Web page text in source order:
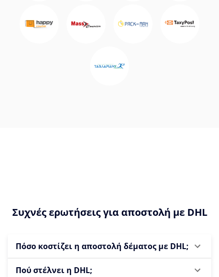
Συχνές ερωτήσεις για αποστολή με DHL
Πόσο κοστίζει η αποστολή δέματος με DHL;
Πού στέλνει η DHL;